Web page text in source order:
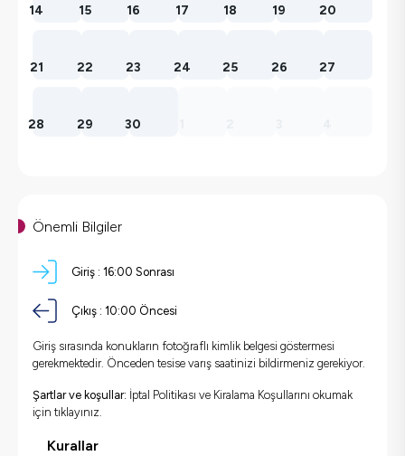
14 15 16 17 18 19 20
21 22 23 24 25 26 27
28 29 30
Önemli Bilgiler
Giriş : 16:00 Sonrası
Çıkış : 10:00 Öncesi
Giriş sırasında konukların fotoğraflı kimlik belgesi göstermesi
gerekmektedir. Önceden tesise varış saatinizi bildirmeniz gerekiyor.
Şartlar ve koşullar: İptal Politikası ve Kiralama Koşullarını okumak
için tıklayınız.
Kurallar